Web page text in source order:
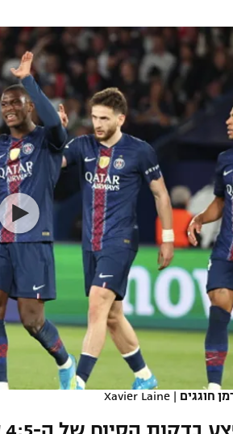
בפרסים
"מרלן"
לבית עסק
הפועל תל אביב
הפועל חיפה
הפועל באר שבע
מכבי נתניה
בני יהודה
חוגגים |
Xavier Laine